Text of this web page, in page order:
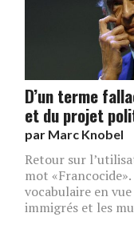
D’un terme
et du projet
par Marc Knobel
Retour sur
mot
vocabulaire en
immigrés et les